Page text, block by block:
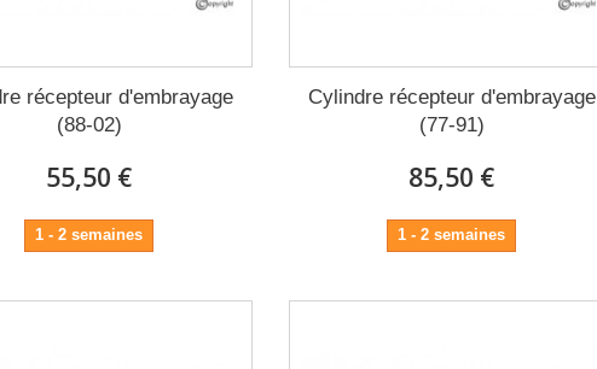
récepteur d'embrayage
(88-02)
55,50 €
1 - 2 semaines
Cylindre récepteur d'embrayage
(77-91)
85,50 €
1 - 2 semaines